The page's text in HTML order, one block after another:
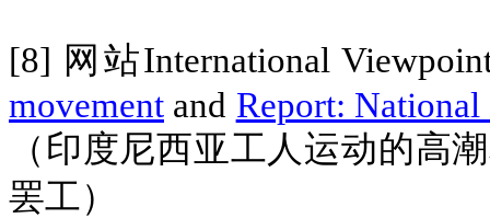
[8] 网站International
movement and Report:
（印度尼西亚工人运动的高
罢工）